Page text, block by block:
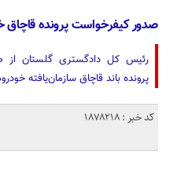
صدور کیفرخواست پرونده قاچاق
رئیس کل دادگستری گلستان از
پرونده باند قاچاق سازمان‌یافته
کد خبر : 1878218